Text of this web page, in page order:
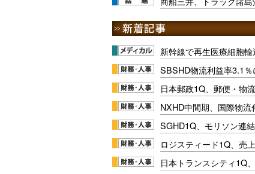
新幹線で再生医療細胞
SBSHD物流利益率3.1
日本郵政1Q、郵便・物
NXHD中間期、国際物
SGHD1Q、モリソン連
ロジスティード1Q、売
日本トランスシティ1Q